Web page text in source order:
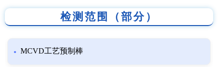
检测范围（部分）
MCVD工艺预制棒